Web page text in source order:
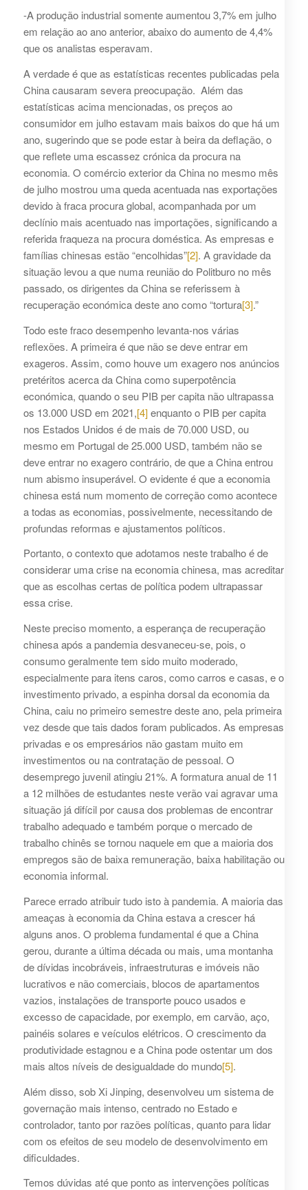
-A produção industrial somente aumentou 3,7% em julho
em relação ao ano anterior, abaixo do aumento de 4,4%
que os analistas esperavam.
A verdade é que as estatísticas recentes publicadas pela
China causaram severa preocupação. Além das
estatísticas acima mencionadas, os preços ao
consumidor em julho estavam mais baixos do que há um
ano, sugerindo que se pode estar à beira da deflação, o
que reflete uma escassez crónica da procura na
economia. O comércio exterior da China no mesmo mês
de julho mostrou uma queda acentuada nas exportações
devido à fraca procura global, acompanhada por um
declínio mais acentuado nas importações, significando a
referida fraqueza na procura doméstica. As empresas e
famílias chinesas estão “encolhidas”[2]. A gravidade da
situação levou a que numa reunião do Politburo no mês
passado, os dirigentes da China se referissem à
recuperação económica deste ano como “tortura[3].”
Todo este fraco desempenho levanta-nos várias
reflexões. A primeira é que não se deve entrar em
exageros. Assim, como houve um exagero nos anúncios
pretéritos acerca da China como superpotência
económica, quando o seu PIB per capita não ultrapassa
os 13.000 USD em 2021,[4]enquanto o PIB per capita
nos Estados Unidos é de mais de 70.000 USD, ou
mesmo em Portugal de 25.000 USD, também não se
deve entrar no exagero contrário, de que a China entrou
num abismo insuperável. O evidente é que a economia
chinesa está num momento de correção como acontece
a todas as economias, possivelmente, necessitando de
profundas reformas e ajustamentos políticos.
Portanto, o contexto que adotamos neste trabalho é de
considerar uma crise na economia chinesa, mas acreditar
que as escolhas certas de política podem ultrapassar
essa crise.
Neste preciso momento, a esperança de recuperação
chinesa após a pandemia desvaneceu-se, pois, o
consumo geralmente tem sido muito moderado,
especialmente para itens caros, como carros e casas, e o
investimento privado, a espinha dorsal da economia da
China, caiu no primeiro semestre deste ano, pela primeira
vez desde que tais dados foram publicados. As empresas
privadas e os empresários não gastam muito em
investimentos ou na contratação de pessoal. O
desemprego juvenil atingiu 21%. A formatura anual de 11
a 12 milhões de estudantes neste verão vai agravar uma
situação já difícil por causa dos problemas de encontrar
trabalho adequado e também porque o mercado de
trabalho chinês se tornou naquele em que a maioria dos
empregos são de baixa remuneração, baixa habilitação ou
economia informal.
Parece errado atribuir tudo isto à pandemia. A maioria das
ameaças à economia da China estava a crescer há
alguns anos. O problema fundamental é que a China
gerou, durante a última década ou mais, uma montanha
de dívidas incobráveis, infraestruturas e imóveis não
lucrativos e não comerciais, blocos de apartamentos
vazios, instalações de transporte pouco usados e
excesso de capacidade, por exemplo, em carvão, aço,
painéis solares e veículos elétricos. O crescimento da
produtividade estagnou e a China pode ostentar um dos
mais altos níveis de desigualdade do mundo[5].
Além disso, sob Xi Jinping, desenvolveu um sistema de
governação mais intenso, centrado no Estado e
controlador, tanto por razões políticas, quanto para lidar
com os efeitos de seu modelo de desenvolvimento em
dificuldades.
Temos dúvidas até que ponto as intervenções políticas